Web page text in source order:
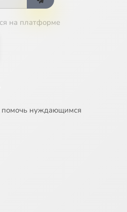
на платформе
помочь нуждающимся